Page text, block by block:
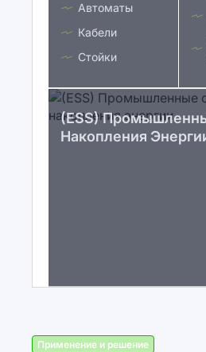
Автоматы
Кабели
Стойки
(ESS)
Накопления
Применение и решение